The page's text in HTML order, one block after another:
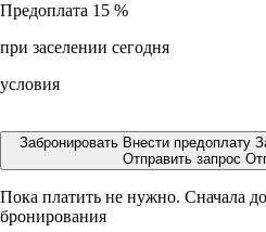
Предоплата 15 %
при заселении сегодня
условия
Забронировать Внести предоплату
Отправить запрос
Пока платить не нужно. Сначала
бронирования